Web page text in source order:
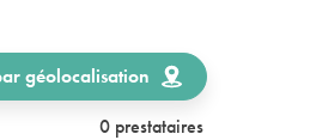
géolocalisation
0 prestataires